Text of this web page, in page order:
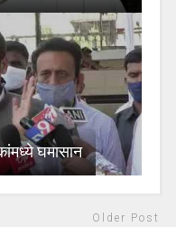
घमासान
Older Post